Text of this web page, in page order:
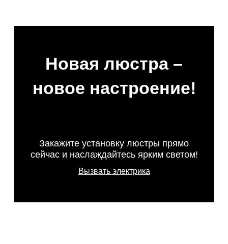
Новая люстра –
новое настроение!
Закажите установку люстры прямо
сейчас и наслаждайтесь ярким светом!
Вызвать электрика